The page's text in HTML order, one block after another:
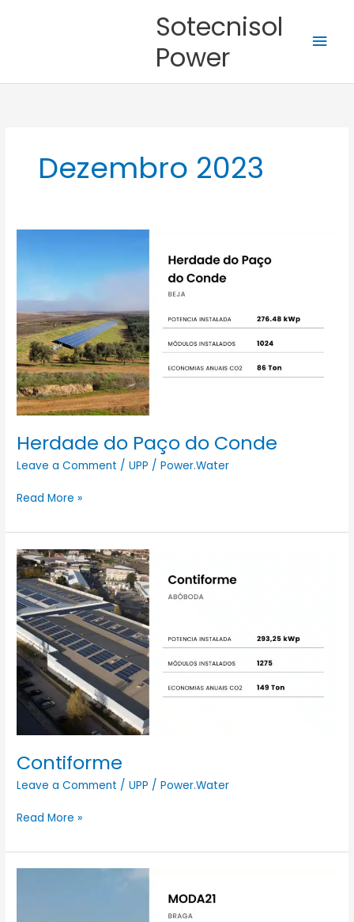
Sotecnisol
Power
Dezembro 2023
Herdade do Paço do Conde
Leave a Comment /UPP /Power.Water
Read More »
Contiforme
Leave a Comment /UPP /Power.Water
Contiforme
Read More »